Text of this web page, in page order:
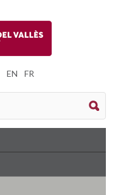
EN FR